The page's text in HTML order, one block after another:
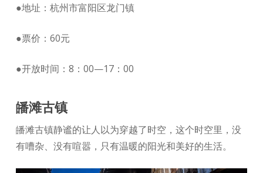
●地址：杭州市富阳区龙门镇
●票价：60元
●开放时间：8：00—17：00
皤滩古镇
皤滩古镇静谧的让人以为穿越了时空，这个时空里，没
有嘈杂、没有喧嚣，只有温暖的阳光和美好的生活。